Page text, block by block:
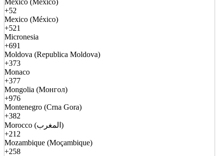
+52
Mexico (México)
+521
Micronesia
+691
Moldova (Republica Moldova)
+373
Monaco
+377
Mongolia (Монгол)
+976
Montenegro (Crna Gora)
+382
Morocco (المغرب)
+212
Mozambique (Moçambique)
+258